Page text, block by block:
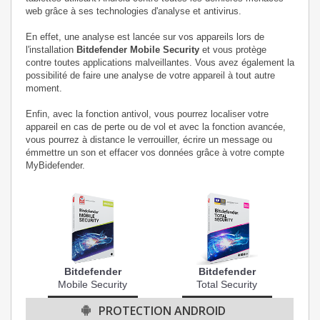
web grâce à ses technologies d'analyse et antivirus.
En effet, une analyse est lancée sur vos appareils lors de
l'installation Bitdefender Mobile Security et vous protège
contre toutes applications malveillantes. Vous avez également la
possibilité de faire une analyse de votre appareil à tout autre
moment.
Enfin, avec la fonction antivol, vous pourrez localiser votre
appareil en cas de perte ou de vol et avec la fonction avancée,
vous pourrez à distance le verrouiller, écrire un message ou
émmettre un son et effacer vos données grâce à votre compte
MyBidefender.
Bitdefender
Mobile Security
Bitdefender
Total Security
PROTECTION ANDROID